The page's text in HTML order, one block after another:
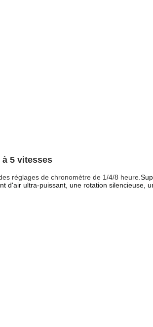
5 vitesses
réglages de chronomètre de 1/4/8 heure.
d'air ultra-puissant, une rotation silencieuse,